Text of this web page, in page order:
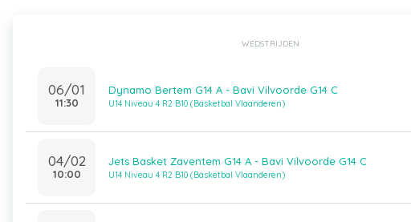
WEDSTRIJDEN
06/01
11:30
Dynamo Bertem G14 A - Bavi Vilvoorde G14 C
U14 Niveau 4 R2 B10 (Basketbal Vlaanderen)
04/02
10:00
Jets Basket Zaventem G14 A - Bavi Vilvoorde G14 C
U14 Niveau 4 R2 B10 (Basketbal Vlaanderen)